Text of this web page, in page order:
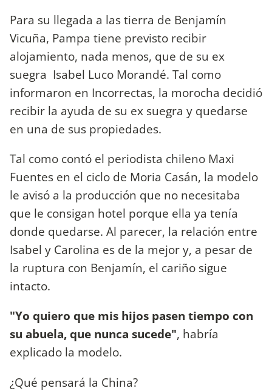
Para su llegada a las tierra de Benjamín
Vicuña, Pampa tiene previsto recibir
alojamiento, nada menos, que de su ex
suegra Isabel Luco Morandé. Tal como
informaron en Incorrectas, la morocha decidió
recibir la ayuda de su ex suegra y quedarse
en una de sus propiedades.
Tal como contó el periodista chileno Maxi
Fuentes en el ciclo de Moria Casán, la modelo
le avisó a la producción que no necesitaba
que le consigan hotel porque ella ya tenía
donde quedarse. Al parecer, la relación entre
Isabel y Carolina es de la mejor y, a pesar de
la ruptura con Benjamín, el cariño sigue
intacto.
"Yo quiero que mis hijos pasen tiempo con
su abuela, que nunca sucede", habría
explicado la modelo.
¿Qué pensará la China?